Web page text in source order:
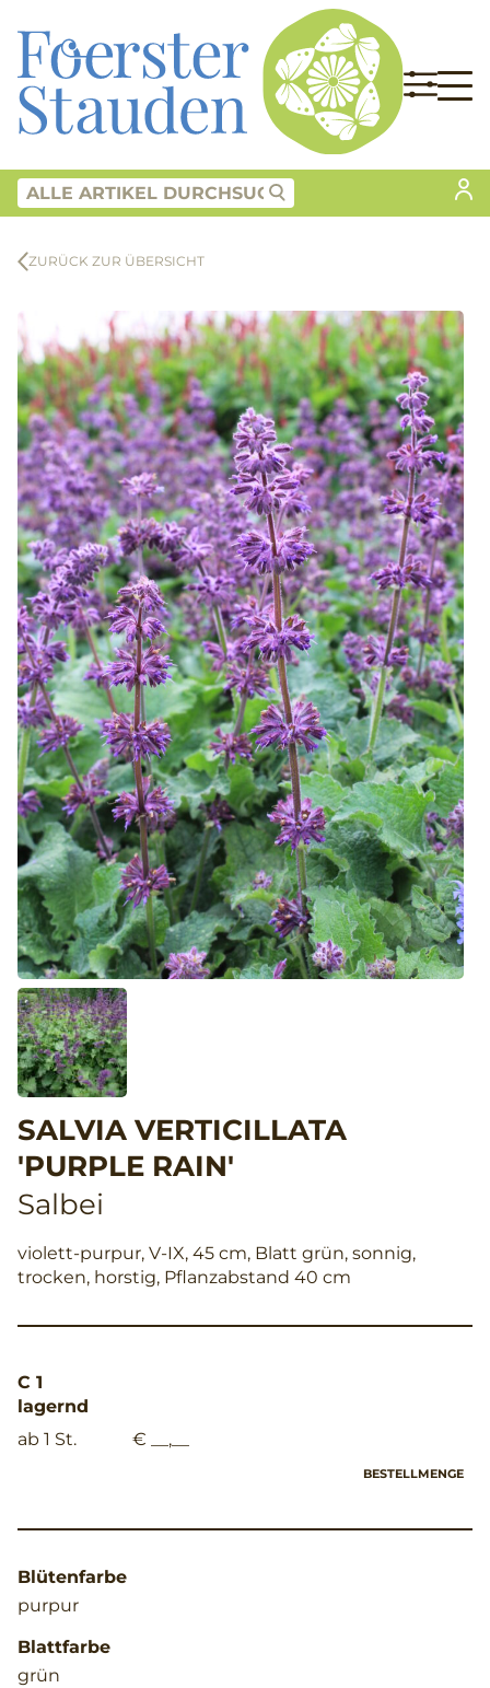
ZURÜCK ZUR ÜBERSICHT
SALVIA VERTICILLATA
'PURPLE RAIN'
Salbei
violett-purpur, V-IX, 45 cm, Blatt grün, sonnig,
trocken, horstig, Pflanzabstand 40 cm
C 1
lagernd
ab 1 St.
€ __,__
BESTELLMENGE
Blütenfarbe
purpur
Blattfarbe
grün